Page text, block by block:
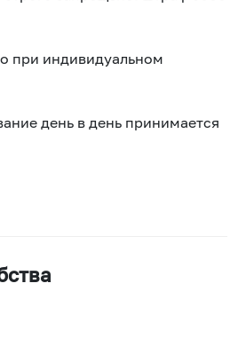
при индивидуальном
день в день принимается